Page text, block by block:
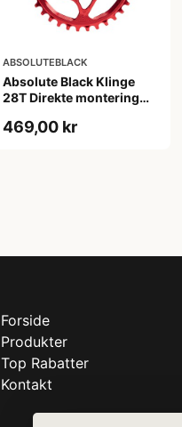
ABSOLUTEBLACK
Absolute Black Klinge
28T Direkte montering
469,00 kr
Forside
Produkter
Top Rabatter
Kontakt